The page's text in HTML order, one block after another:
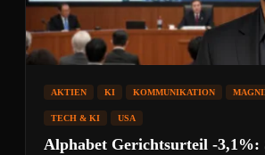
AKTIEN KI KOMMUNIKATION
TECH & KI USA
Alphabet Gerichtsurteil -3,1%: